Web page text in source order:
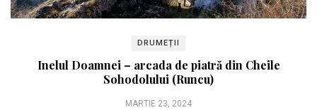
DRUMEȚII
Inelul Doamnei – arcada de piatră din Cheile
Sohodolului (Runcu)
MARTIE 23, 2024